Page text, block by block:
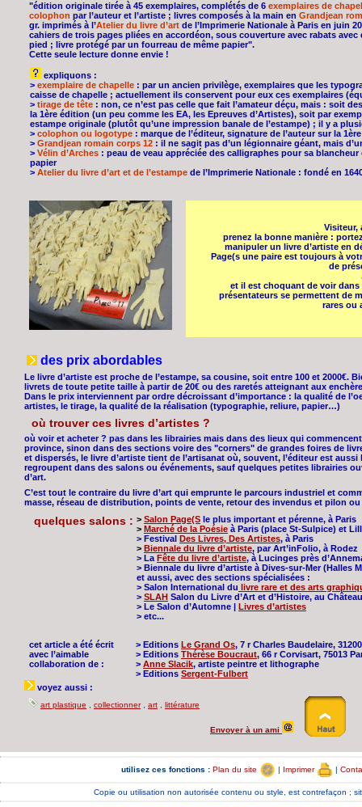
"édition originale tirée à 45 exemplaires, complétés de 6 exemplaires de
colophon par l’auteur et l’artiste ; livres composés à la main en Grandjean
gr. imprimés à l’Atelier du livre d’art de l’Imprimerie Nationale à Paris en juin
cahiers de trois pages pliées en accordéon, sous couverture avec rabats
pied ; livre protégé par un fourreau de même papier".
Cette seule lecture donne envie !
expliquons :
> exemplaire de chapelle : par un ancien privilège, exemplaires que les
caisse de chapelle ; actuellement ils conservent pour eux ces exemplaires
> tirage de tête : non, ce n’est pas celle que fait l’amateur déçu, mais : soit
la 1ère édition (un peu comme les EA, les Epreuves d’Artistes), soit par
estampe originale (plutôt qu’une impression banale de l’estampe) ; il y a
> colophon ou logotype : marque de l’éditeur, signature de l’auteur sur la
> Grandjean romain corps 12 : il ne sagit pas d’un légionnaire géant, mais
> Vélin d’Arches : peau de veau appréciée des calligraphes pour sa
papier
> Atelier du livre d’art et de l’estampe de l’Imprimerie Nationale : fondé en
Visiteur,
prenez la bonne manière :
manipuler un livre d’artiste en
Page(s une paire est toujours à
de
et il est choquant de voir
présentateurs se permettent de
rares ou
des prix abordables
Le livre d’artiste est proche de l’estampe, sa cousine, soit entre 100 et 2000€.
livrets de toute petite taille à partir de 20€ ou des raretés atteignant aux
Dans le prix interviennent par ordre décroissant d’importance : la qualité de
artistes, le tirage, la qualité de la réalisation (typographie, reliure, papier…)
où trouver ces livres d’artistes ?
où voir et acheter ? pas dans les librairies mais dans des lieux qui
province, sinon dans des sections voire des "corners" de grandes foires de
et dispersés, le livre d’artiste tient de l’artisanat où, souvent, l’éditeur est
regroupent dans des salons ou événements, sauf quelques petites librairies
d’art.
C’est tout le contraire du livre d’art qui emprunte le parcours industriel et
masse, réseau de distribution, points de vente, retour des invendus et pilon ou
quelques salons : > Salon Page(S le plus important et pérenne, à Paris
> Marché de la Poésie à Paris (place St-Sulpice) et
> Festival Des Livres, Des Artistes, à Paris
> Biennale du livre d’artiste, par Art’inFolio, à Rodez
> La Fête du livre d’artiste, à Lucinges près
> Biennale du livre d’artiste à Dives-sur-Mer (Halles
et aussi, avec des sections spécialisées :
> Salon International du livre rare et des arts
> SLAH Salon du Livre d’Art et d’Histoire, au
> Le Salon d’Automne | Livres d’artistes
> etc...
cet article a été écrit
avec l’aimable
collaboration de :
> Editions Le Grand Os, 7 r Charles Baudelaire, 31200
> Editions Thérèse Boucraut, 66 r Corvisart, 75013
> Anne Slacik, artiste peintre et lithographe
> Editions Sergent-Fulbert
voyez aussi :
art plastique collectionner, art littérature
Envoyer à un ami
utilisez ces fonctions : Plan du site | Imprimer |
Copie ou utilisation non autorisée contenu ou style, est contrefaçon ;